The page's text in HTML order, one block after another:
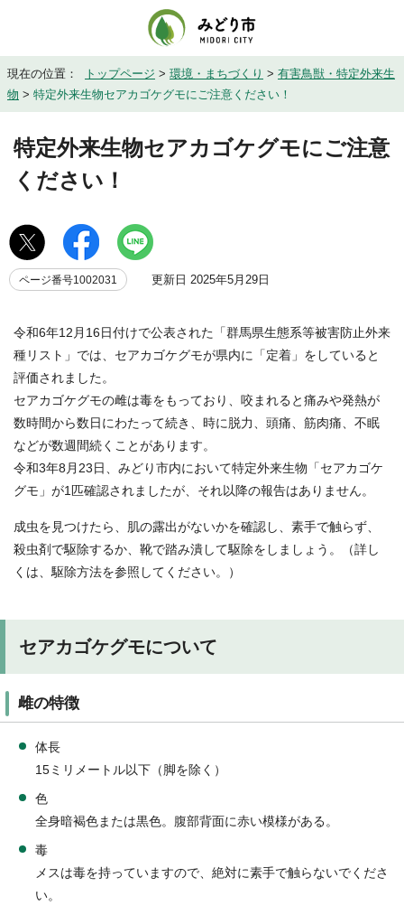
現在の位置： トップページ > 環境・まちづくり > 有害鳥獣・特定外来生
物 > 特定外来生物セアカゴケグモにご注意ください！
特定外来生物セアカゴケグモにご注意
ください！
ページ番号1002031 更新日 2025年5月29日
令和6年12月16日付けで公表された「群馬県生態系等被害防止外来
種リスト」では、セアカゴケグモが県内に「定着」をしていると
評価されました。
セアカゴケグモの雌は毒をもっており、咬まれると痛みや発熱が
数時間から数日にわたって続き、時に脱力、頭痛、筋肉痛、不眠
などが数週間続くことがあります。
令和3年8月23日、みどり市内において特定外来生物「セアカゴケ
グモ」が1匹確認されましたが、それ以降の報告はありません。
成虫を見つけたら、肌の露出がないかを確認し、素手で触らず、
殺虫剤で駆除するか、靴で踏み潰して駆除をしましょう。（詳し
くは、駆除方法を参照してください。）
セアカゴケグモについて
雌の特徴
体長
15ミリメートル以下（脚を除く）
色
全身暗褐色または黒色。腹部背面に赤い模様がある。
毒
メスは毒を持っていますので、絶対に素手で触らないでくださ
い。